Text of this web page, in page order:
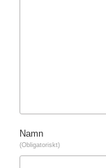
Namn
(Obligatoriskt)